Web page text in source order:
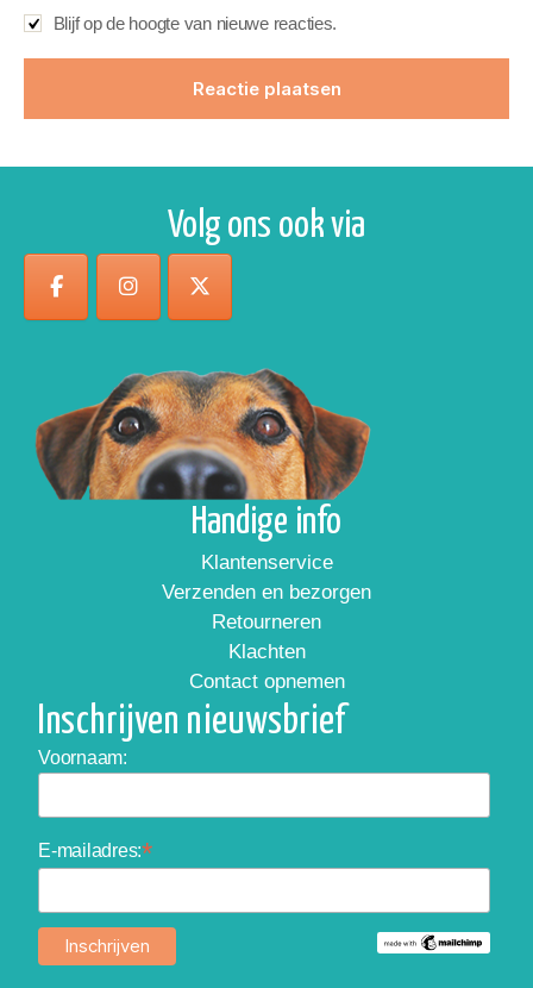
Blijf op de hoogte van nieuwe reacties.
Volg ons ook via
Handige info
Klantenservice
Verzenden en bezorgen
Retourneren
Klachten
Contact opnemen
Inschrijven nieuwsbrief
Voornaam:
E-mailadres:*